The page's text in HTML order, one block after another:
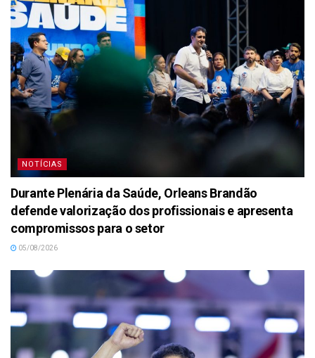
NOTÍCIAS
Durante Plenária da Saúde, Orleans Brandão
defende valorização dos profissionais e apresenta
compromissos para o setor
05/08/2026